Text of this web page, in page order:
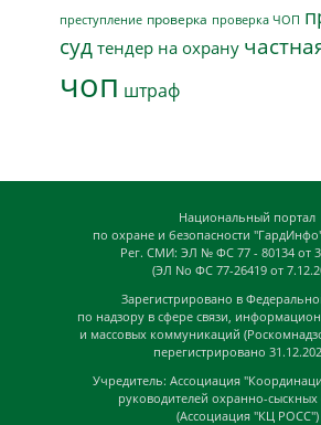
преступление проверка проверка ЧОП
суд тендер на охрану
чоп штраф
Национальный портал
по охране и безопасности
Рег. СМИ: ЭЛ № ФС 77 - 80134 от
(ЭЛ No ФС 77-26419 от
Зарегистрировано в
по надзору в сфере связи,
и массовых коммуникаций
перегистрировано
Учредитель: Ассоциация
руководителей охранно-сыскных
(Ассоциация "КЦ РОСС")